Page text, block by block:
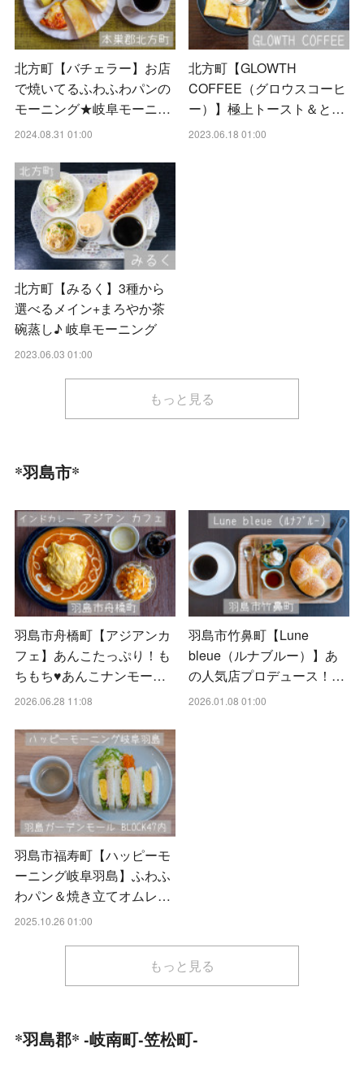
北方町【バチェラー】お店
で焼いてるふわふわパンの
モーニング★岐阜モーニ…
2024.08.31 01:00
北方町【GLOWTH
COFFEE（グロウスコーヒ
ー）】極上トースト＆と…
2023.06.18 01:00
北方町【みるく】3種から
選べるメイン+まろやか茶
碗蒸し♪ 岐阜モーニング
2023.06.03 01:00
もっと見る
*羽島市*
羽島市舟橋町【アジアンカ
フェ】あんこたっぷり！も
ちもち♥あんこナンモー…
2026.06.28 11:08
羽島市竹鼻町【Lune
bleue（ルナブルー）】あ
の人気店プロデュース！…
2026.01.08 01:00
羽島市福寿町【ハッピーモ
ーニング岐阜羽島】ふわふ
わパン＆焼き立てオムレ…
2025.10.26 01:00
もっと見る
*羽島郡* -岐南町-笠松町-